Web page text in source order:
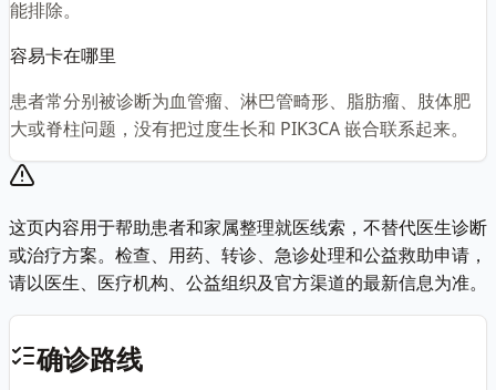
能排除。
容易卡在哪里
患者常分别被诊断为血管瘤、淋巴管畸形、脂肪瘤、肢体肥
大或脊柱问题，没有把过度生长和 PIK3CA 嵌合联系起来。
这页内容用于帮助患者和家属整理就医线索，不替代医生诊断
或治疗方案。检查、用药、转诊、急诊处理和公益救助申请，
请以医生、医疗机构、公益组织及官方渠道的最新信息为准。
确诊路线